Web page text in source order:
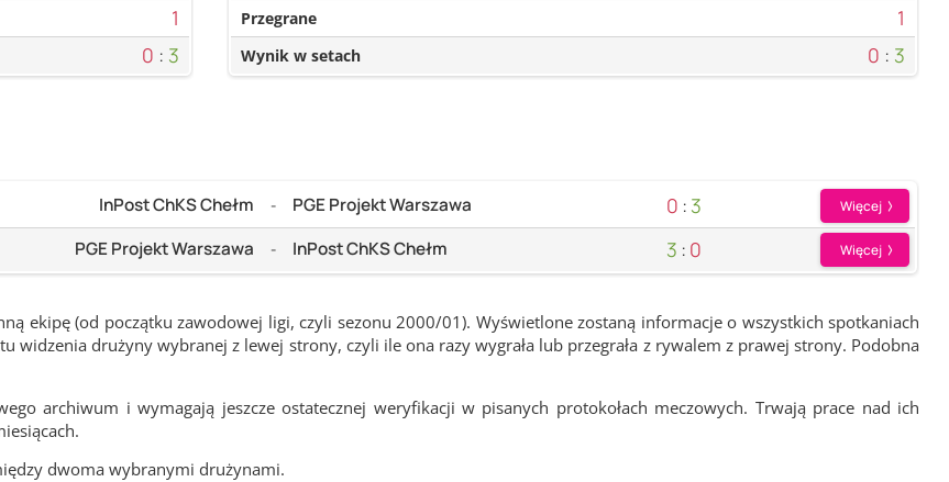
1
0 : 3
Przegrane 1
Wynik w setach 0 : 3
InPost ChKS Chełm - PGE Projekt Warszawa 0 : 3 Więcej
PGE Projekt Warszawa - InPost ChKS Chełm 3 : 0 Więcej
ekipę (od początku zawodowej ligi, czyli sezonu 2000/01). Wyświetlone zostaną informacje o wszystkich spotkaniach
widzenia drużyny wybranej z lewej strony, czyli ile ona razy wygrała lub przegrała z rywalem z prawej strony. Podobna
archiwum i wymagają jeszcze ostatecznej weryfikacji w pisanych protokołach meczowych. Trwają prace nad ich
dwoma wybranymi drużynami.